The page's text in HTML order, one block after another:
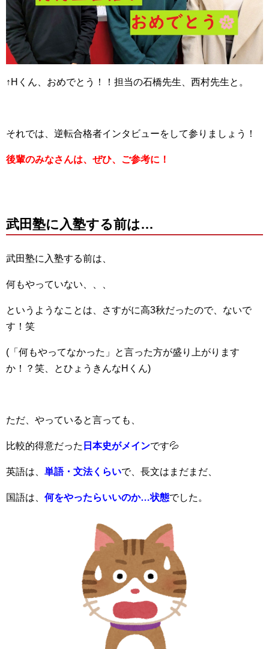
↑Hくん、おめでとう！！担当の石橋先生、西村先生と。
それでは、逆転合格者インタビューをして参りましょう！
後輩のみなさんは、ぜひ、ご参考に！
武田塾に入塾する前は…
武田塾に入塾する前は、
何もやっていない、、、
というようなことは、さすがに高3秋だったので、ないで
す！笑
(「何もやってなかった」と言った方が盛り上がります
か！？笑、とひょうきんなHくん)
ただ、やっていると言っても、
比較的得意だった 日本史がメインです💦
英語は、 単語・文法くらいで、長文はまだまだ、
国語は、 何をやったらいいのか…状態でした。